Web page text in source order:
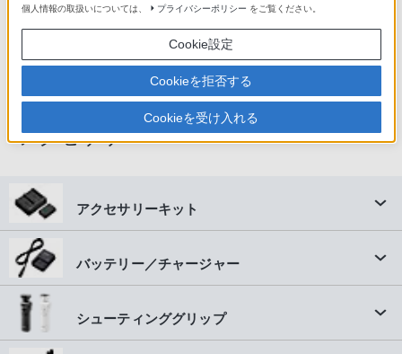
スペシャルコンテンツはこちら
アクセサリー
アクセサリーキット
バッテリー／チャージャー
シューティンググリップ
個人情報の取扱いについては、
プライバシーポリシー をご覧ください。
Cookie設定
Cookieを拒否する
Cookieを受け入れる